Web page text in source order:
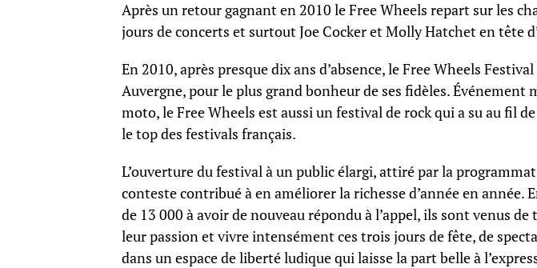
Après un retour gagnant en 2010 le Free Wheels repart sur les
jours de concerts et surtout Joe Cocker et Molly Hatchet en tête
En 2010, après presque dix ans d’absence, le Free Wheels
Auvergne, pour le plus grand bonheur de ses fidèles. Événement
moto, le Free Wheels est aussi un festival de rock qui a su au fil
le top des festivals français.
L’ouverture du festival à un public élargi, attiré par la
conteste contribué à en améliorer la richesse d’année en année.
de 13 000 à avoir de nouveau répondu à l’appel, ils sont venus
leur passion et vivre intensément ces trois jours de fête, de
dans un espace de liberté ludique qui laisse la part belle à